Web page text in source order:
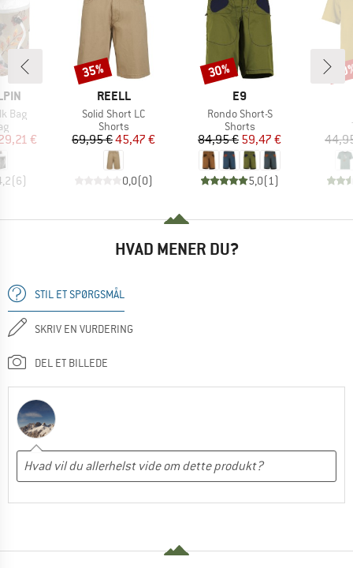
Bag
pris
€
(6)
MÆRKE
REELL
Artikel
Solid Short LC
Produktgruppe
Shorts
Pris
69,95 €Nedsat pris
45,47 €
0,0(0)
Rabat
35%
MÆRKE
E9
Artikel
Rondo Short-S
Produktgruppe
Shorts
Pris
84,95 €Nedsat pris
59,47 €
5,0(1 )
Rabat
30%
HVAD MENER DU?
STIL ET SPØRGSMÅL
SKRIV EN VURDERING
DEL ET BILLEDE